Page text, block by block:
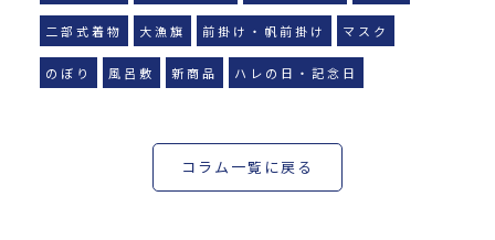
二部式着物 大漁旗 前掛け・帆前掛け マスク
のぼり 風呂敷 新商品 ハレの日・記念日
コラム一覧に戻る